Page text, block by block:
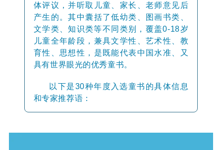
体评议，并听取儿童、家长、老师意见后
产生的。其中囊括了低幼类、图画书类、
文学类、知识类等不同类别，覆盖0-18岁
儿童全年龄段，兼具文学性、艺术性、教
育性、思想性，是既能代表中国水准、又
具有世界眼光的优秀童书。
以下是30种年度入选童书的具体信息
和专家推荐语：